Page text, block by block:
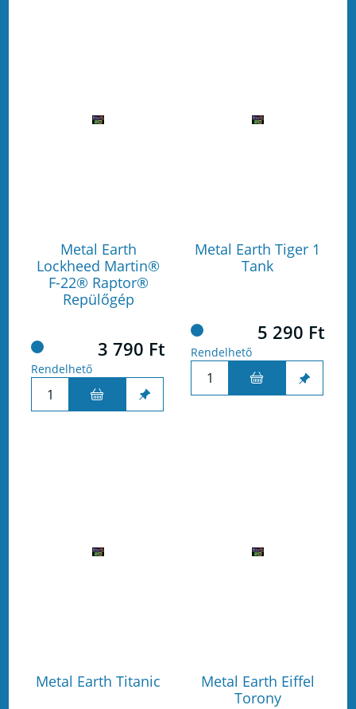
Metal Earth
Lockheed Martin®
F-22® Raptor®
Repülőgép
3 790 Ft
Rendelhető
Metal Earth Tiger 1
Tank
5 290 Ft
Rendelhető
Metal Earth Titanic
Metal Earth Eiffel
Torony